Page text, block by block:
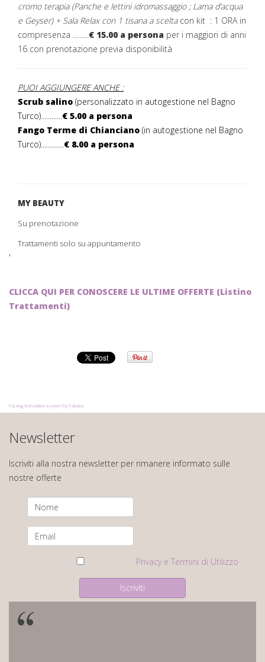
cromo terapia (Panche e lettini idromassaggio ; Lama d’acqua
e Geyser) + Sala Relax con 1 tisana a scelta con kit : 1 ORA in
compresenza .........€ 15.00 a persona per i maggiori di anni
16 con prenotazione previa disponibilità
PUOI AGGIUNGERE ANCHE :
Scrub salino (personalizzato in autogestione nel Bagno
Turco)............€ 5.00 a persona
Fango Terme di Chianciano (in autogestione nel Bagno
Turco).............€ 8.00 a persona
MY BEAUTY
Su prenotazione
Trattamenti solo su appuntamento
'
CLICCA QUI PER CONOSCERE LE ULTIME OFFERTE (Listino
Trattamenti)
FaLang translation system by Faboba
Newsletter
Iscriviti alla nostra newsletter per rimanere informato sulle
nostre offerte
Privacy e Termini di Utilizzo